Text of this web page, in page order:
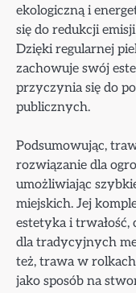
ekologiczną i
się do redukcji
Dzięki regularnej
zachowuje swój
przyczynia się do
publicznych.
Podsumowując,
rozwiązanie dla
umożliwiając
miejskich. Jej
estetyka i
dla tradycyjnych
też, trawa w
jako sposób na